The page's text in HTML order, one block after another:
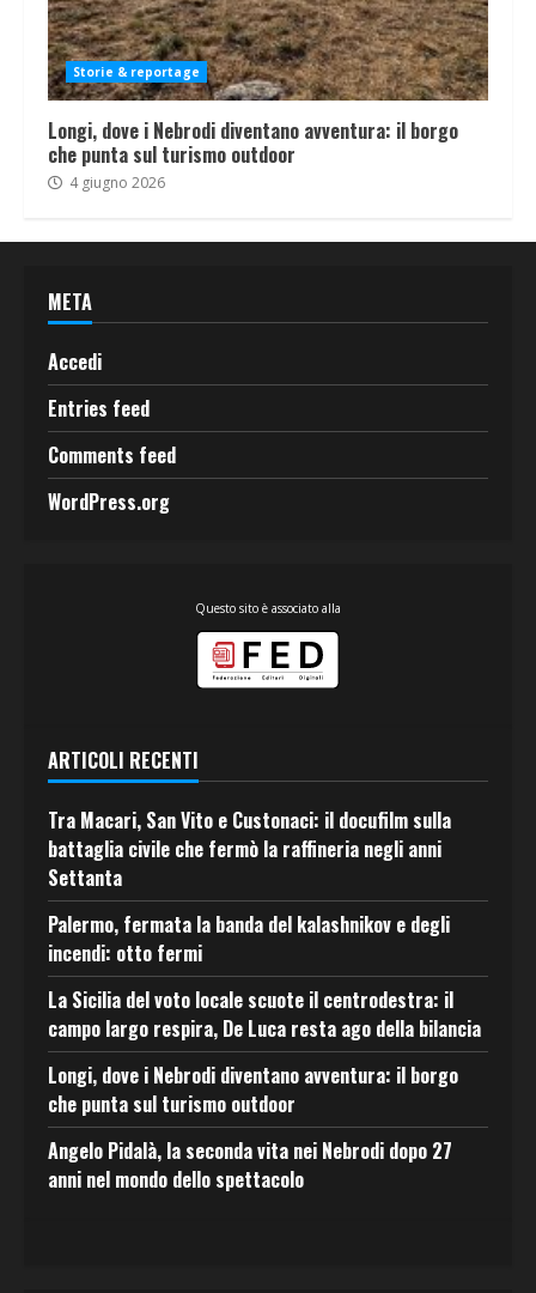
Storie & reportage
Longi, dove i Nebrodi diventano avventura: il borgo
che punta sul turismo outdoor
4 giugno 2026
META
Accedi
Entries feed
Comments feed
WordPress.org
Questo sito è associato alla
ARTICOLI RECENTI
Tra Macari, San Vito e Custonaci: il docufilm sulla
battaglia civile che fermò la raffineria negli anni
Settanta
Palermo, fermata la banda del kalashnikov e degli
incendi: otto fermi
La Sicilia del voto locale scuote il centrodestra: il
campo largo respira, De Luca resta ago della bilancia
Longi, dove i Nebrodi diventano avventura: il borgo
che punta sul turismo outdoor
Angelo Pidalà, la seconda vita nei Nebrodi dopo 27
anni nel mondo dello spettacolo